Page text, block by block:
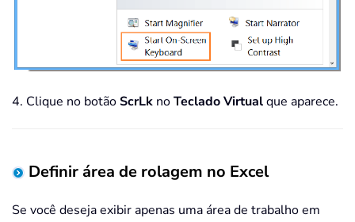
4. Clique no botãoScrLk noTeclado Virtualque aparece.
Definir área de rolagem no Excel
Se você deseja exibir apenas uma área de trabalho em